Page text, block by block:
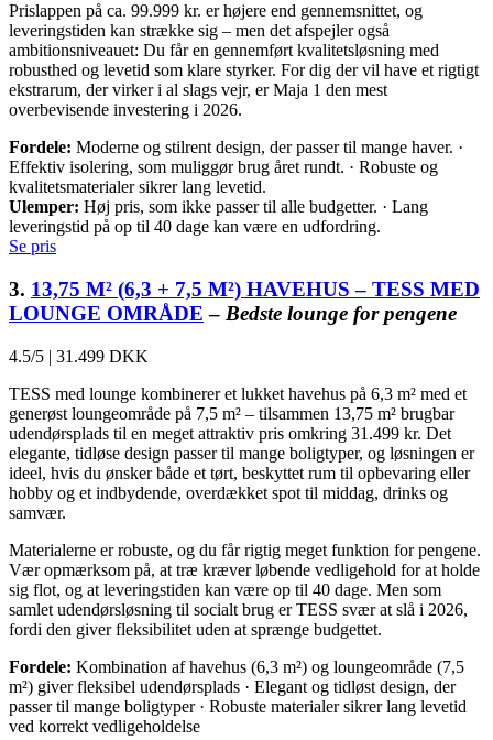
Prislappen på ca. 99.999 kr. er højere end gennemsnittet, og
leveringstiden kan strække sig – men det afspejler også
ambitionsniveauet: Du får en gennemført kvalitetsløsning med
robusthed og levetid som klare styrker. For dig der vil have et rigtigt
ekstrarum, der virker i al slags vejr, er Maja 1 den mest
overbevisende investering i 2026.
Fordele: Moderne og stilrent design, der passer til mange haver. ·
Effektiv isolering, som muliggør brug året rundt. · Robuste og
kvalitetsmaterialer sikrer lang levetid.
Ulemper: Høj pris, som ikke passer til alle budgetter. · Lang
leveringstid på op til 40 dage kan være en udfordring.
Se pris
3. 13,75 M² (6,3 + 7,5 M²) HAVEHUS – TESS MED
LOUNGE OMRÅDE – Bedste lounge for pengene
4.5/5 | 31.499 DKK
TESS med lounge kombinerer et lukket havehus på 6,3 m² med et
generøst loungeområde på 7,5 m² – tilsammen 13,75 m² brugbar
udendørsplads til en meget attraktiv pris omkring 31.499 kr. Det
elegante, tidløse design passer til mange boligtyper, og løsningen er
ideel, hvis du ønsker både et tørt, beskyttet rum til opbevaring eller
hobby og et indbydende, overdækket spot til middag, drinks og
samvær.
Materialerne er robuste, og du får rigtig meget funktion for pengene.
Vær opmærksom på, at træ kræver løbende vedligehold for at holde
sig flot, og at leveringstiden kan være op til 40 dage. Men som
samlet udendørsløsning til socialt brug er TESS svær at slå i 2026,
fordi den giver fleksibilitet uden at sprænge budgettet.
Fordele: Kombination af havehus (6,3 m²) og loungeområde (7,5
m²) giver fleksibel udendørsplads · Elegant og tidløst design, der
passer til mange boligtyper · Robuste materialer sikrer lang levetid
ved korrekt vedligeholdelse